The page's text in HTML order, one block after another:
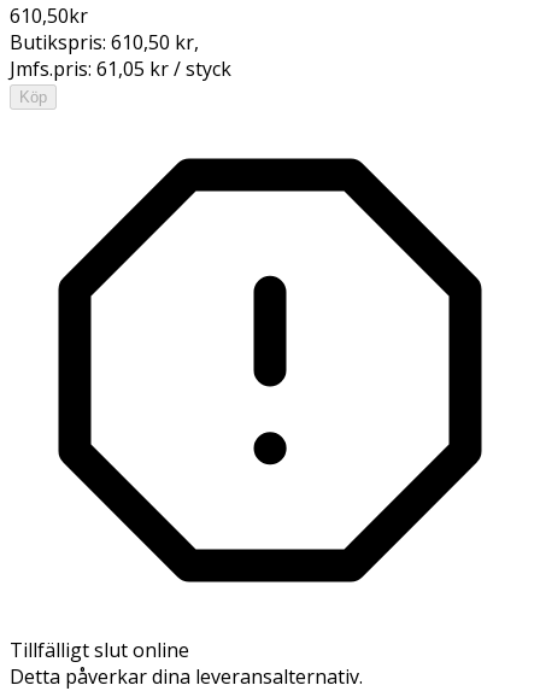
610,50kr
Butikspris: 610,50 kr,
Jmfs.pris: 61,05 kr / styck
Köp
Tillfälligt slut online
Detta påverkar dina leveransalternativ.